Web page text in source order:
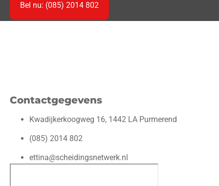
Bel nu: (085) 2014 802
Contactgegevens
Kwadijkerkoogweg 16, 1442 LA Purmerend
(085) 2014 802
ettina@scheidingsnetwerk.nl